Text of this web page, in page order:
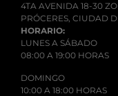
4TA AVENIDA 18-30
PRÓCERES, CIUDAD
HORARIO:
LUNES A SÁBADO
08:00 A 19:00 HORAS
DOMINGO
10:00 A 18:00 HORAS